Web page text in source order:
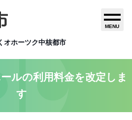
オホーツク中核都市
MENU
ルの利用料金を改定しま
す